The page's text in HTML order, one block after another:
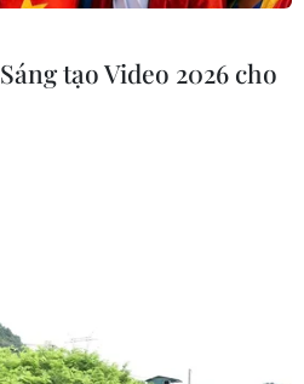
tổ chức dạy học trực
dịch COVID-19, trong đó có
học trực tiếp và trực tuyến.
tạo Video 2026 cho